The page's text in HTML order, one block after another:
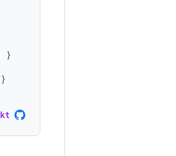
}
}
kt